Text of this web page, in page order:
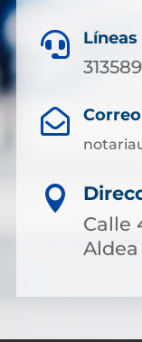



Calle
Aldea